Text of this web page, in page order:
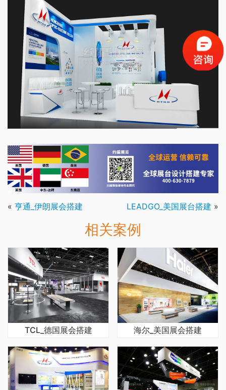
« 亨通_伊朗展会搭建 LEADGO_美国展台搭建 »
相关案例
TCL_德国展会搭建 海尔_美国展会搭建